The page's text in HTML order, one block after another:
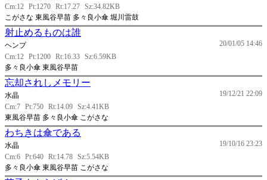
Cm:12 Pt:1270 Rt:17.27 Sz:34.82KB
こがさな 東風谷早苗 多々良小傘 堀川雷鼓
射止めるものは誰
20/01/05 14:46
ヘンプ
Cm:12 Pt:1200 Rt:16.33 Sz:6.59KB
多々良小傘 東風谷早苗
忘却されしメモリー
19/12/21 22:09
水晶
Cm:7 Pt:750 Rt:14.09 Sz:4.41KB
東風谷早苗 多々良小傘 こがさな
わちきは傘である
19/10/16 23:23
水晶
Cm:6 Pt:640 Rt:14.78 Sz:5.54KB
多々良小傘 東風谷早苗 こがさな